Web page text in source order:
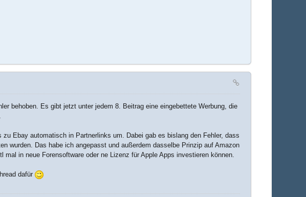
behoben. Es gibt jetzt unter jedem 8. Beitrag eine eingebettete Werbung, die
Ebay automatisch in Partnerlinks um. Dabei gab es bislang den Fehler, dass
wurden. Das habe ich angepasst und außerdem dasselbe Prinzip auf Amazon
in neue Forensoftware oder ne Lizenz für Apple Apps investieren können.
dafür